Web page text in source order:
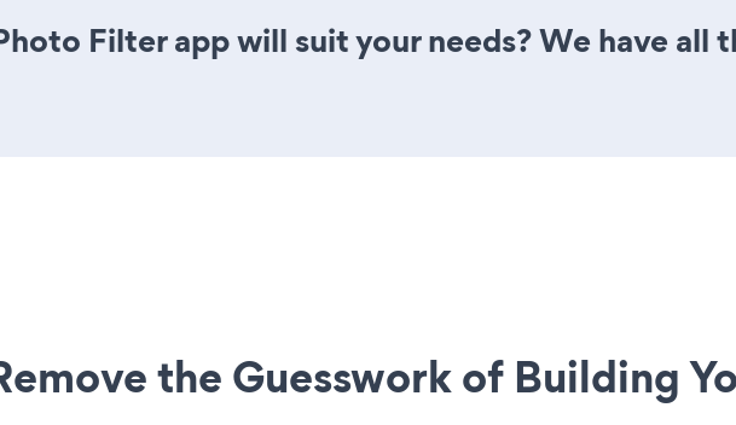
Filter app will suit your needs? We have all
the Guesswork of Building